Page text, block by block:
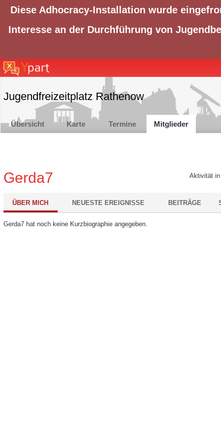
Diese Adhocracy-Installation wurde
Interesse an der Durchführung von
Jugendfreizeitplatz Rathenow
Übersicht Karte Termine Mitglieder
Aktivität
Gerda7
ÜBER MICH NEUESTE EREIGNISSE BEITRÄGE
Gerda7 hat noch keine Kurzbiographie angegeben.